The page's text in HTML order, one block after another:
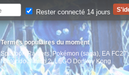
Termes populaires du moment
Splatoon Raiders, Pokémon (saga) EA FC27,
Nintendo Switch 2,LEGO Donkey Kong
Rester connecté 14 jours